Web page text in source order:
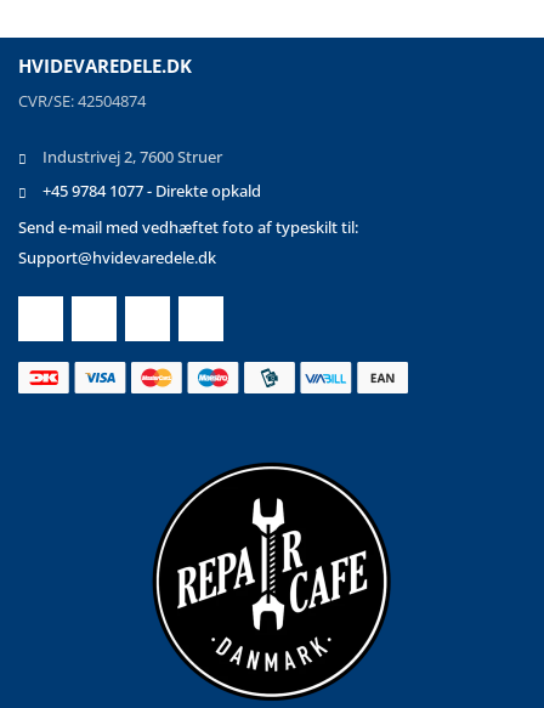
HVIDEVAREDELE.DK
CVR/SE: 42504874
Industrivej 2, 7600 Struer
+45 9784 1077 - Direkte opkald
Send e-mail med vedhæftet foto af typeskilt til:
Support@hvidevaredele.dk